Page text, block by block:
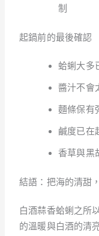
制
起鍋前的最後確認
蛤蜊大多
醬汁不會
麵條保有
鹹度已在
香草與黑
結語：把海的清甜
白酒蒜香蛤蜊之所
的溫暖與白酒的清